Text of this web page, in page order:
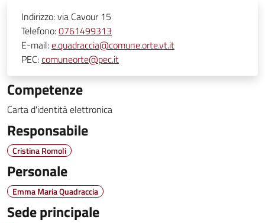
Indirizzo:via Cavour 15
Telefono:0761499313
E-mail:e.quadraccia@comune.orte.vt.it
PEC:comuneorte@pec.it
Competenze
Carta d'identità elettronica
Responsabile
Cristina Romoli
Personale
Emma Maria Quadraccia
Sede principale